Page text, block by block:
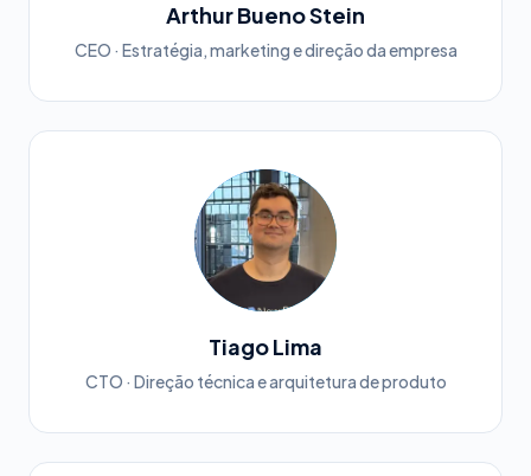
Arthur Bueno Stein
CEO · Estratégia, marketing e direção da empresa
Tiago Lima
CTO · Direção técnica e arquitetura de produto